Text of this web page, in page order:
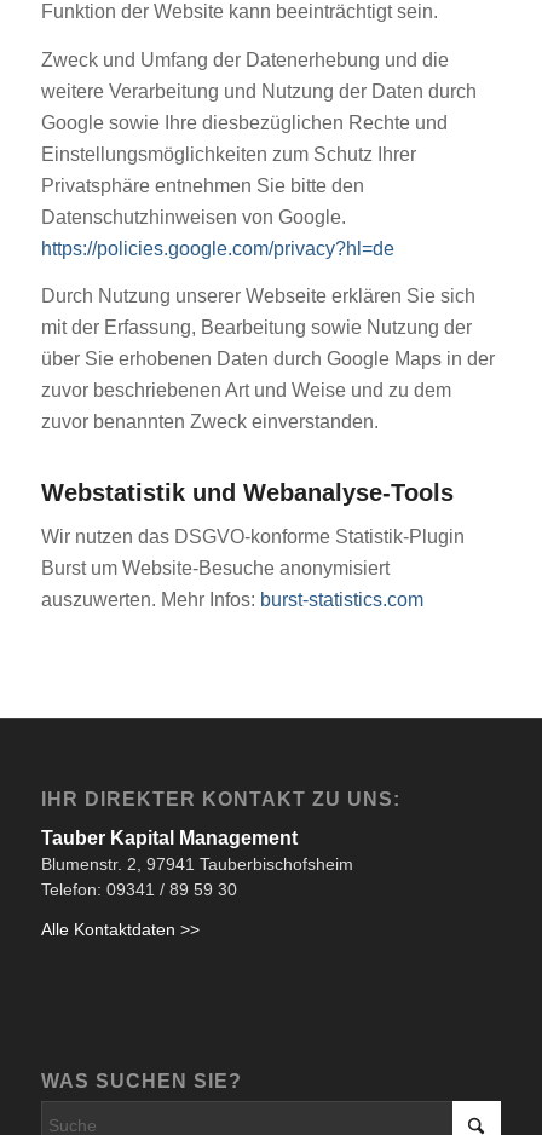
Funktion der Website kann beeinträchtigt sein.
Zweck und Umfang der Datenerhebung und die
weitere Verarbeitung und Nutzung der Daten durch
Google sowie Ihre diesbezüglichen Rechte und
Einstellungsmöglichkeiten zum Schutz Ihrer
Privatsphäre entnehmen Sie bitte den
Datenschutzhinweisen von Google.
https://policies.google.com/privacy?hl=de
Durch Nutzung unserer Webseite erklären Sie sich
mit der Erfassung, Bearbeitung sowie Nutzung der
über Sie erhobenen Daten durch Google Maps in der
zuvor beschriebenen Art und Weise und zu dem
zuvor benannten Zweck einverstanden.
Webstatistik und Webanalyse-Tools
Wir nutzen das DSGVO-konforme Statistik-Plugin
Burst um Website-Besuche anonymisiert
auszuwerten. Mehr Infos: burst-statistics.com
IHR DIREKTER KONTAKT ZU UNS:
Tauber Kapital Management
Blumenstr. 2, 97941 Tauberbischofsheim
Telefon: 09341 / 89 59 30
Alle Kontaktdaten >>
WAS SUCHEN SIE?